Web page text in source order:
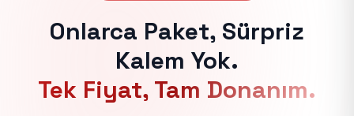
Onlarca Paket, Sürpriz
Kalem Yok.
Tek Fiyat, Tam Donanım.